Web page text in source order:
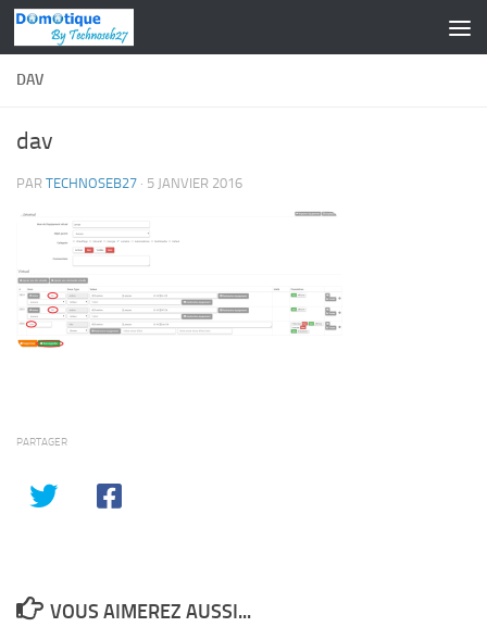
Skip to content
DAV
dav
PAR TECHNOSEB27 · 5 JANVIER 2016
PARTAGER
VOUS AIMEREZ AUSSI...